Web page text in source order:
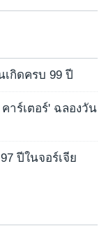
กิดครบ 99 ปี
าร์เตอร์' ฉลองวัน
ปีในจอร์เจีย